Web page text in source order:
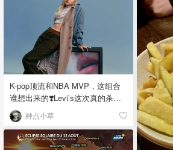
K-pop顶流和NBA MVP，这组合
谁想出来的❣️Levi’s这次真的杀疯
了！ 种点小草